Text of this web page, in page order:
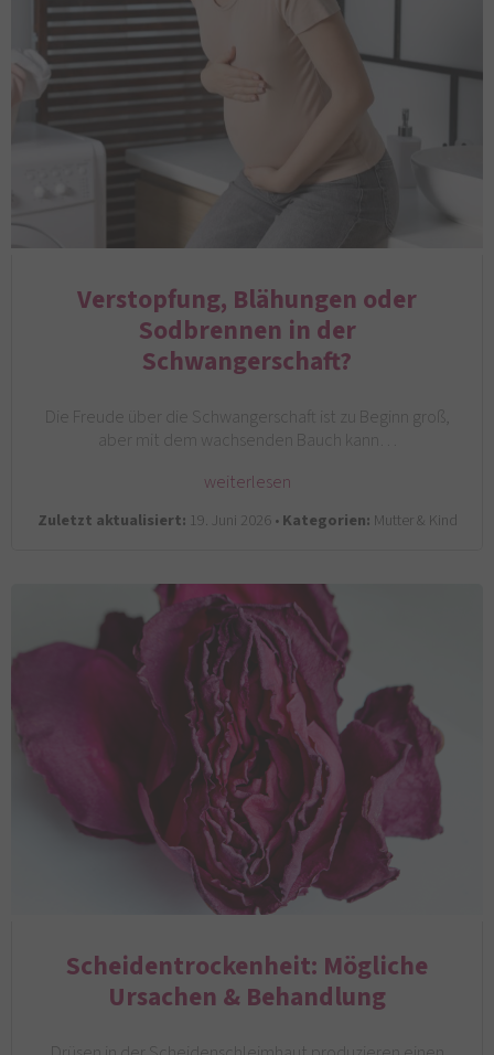
Verstopfung, Blähungen oder
Sodbrennen in der
Schwangerschaft?
Die Freude über die Schwangerschaft ist zu Beginn groß,
aber mit dem wachsenden Bauch kann…
weiterlesen
Zuletzt aktualisiert: 19. Juni 2026 •Kategorien: Mutter & Kind
Scheidentrockenheit: Mögliche
Ursachen & Behandlung